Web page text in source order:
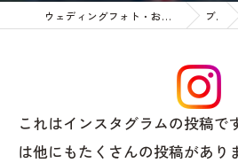
ウェディングフォト・お宮参りや七五三等のファミリーフォト ブログ
これはインスタグラムの投稿で
は他にもたくさんの投稿があり